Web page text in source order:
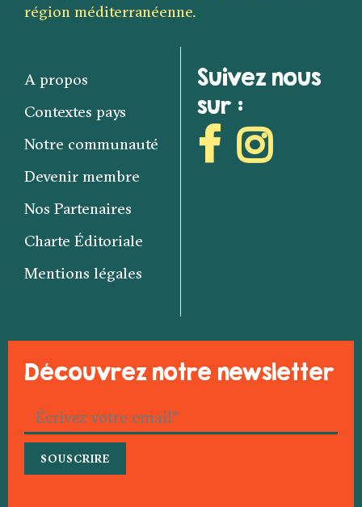
région méditerranéenne.
A propos
Contextes pays
Notre communauté
Devenir membre
Nos Partenaires
Charte Éditoriale
Mentions légales
Suivez nous
sur :
Découvrez notre newsletter